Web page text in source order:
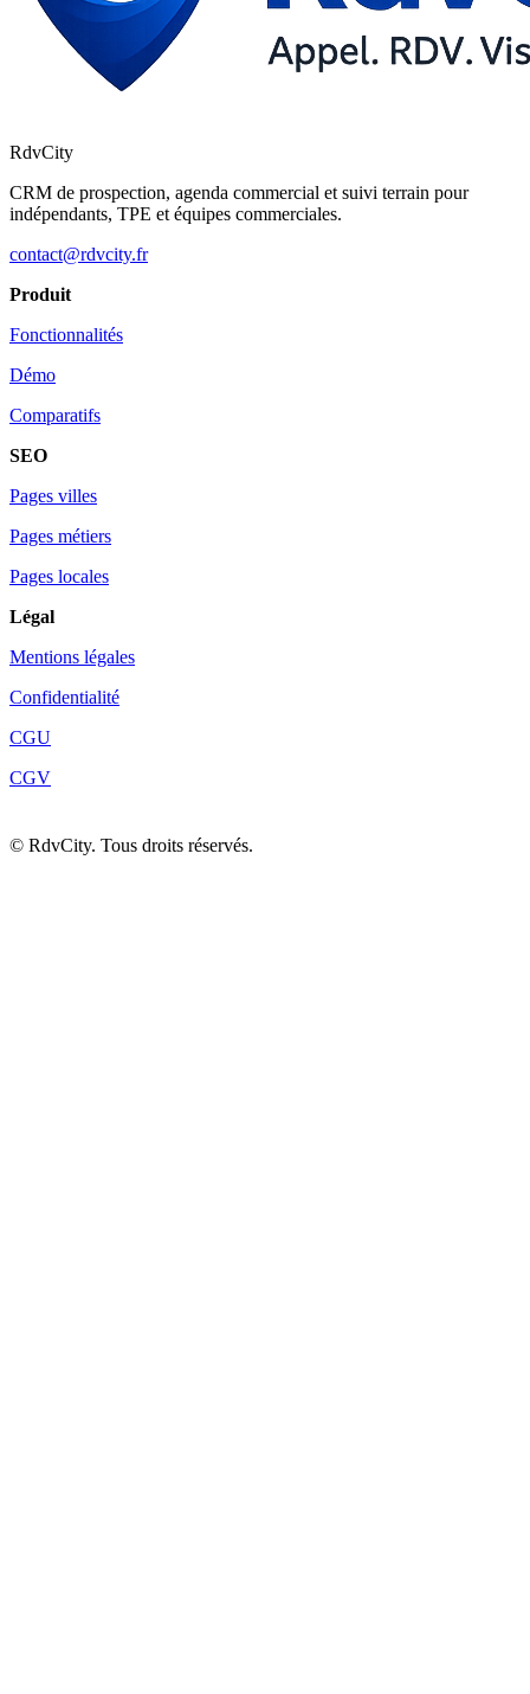
RdvCity
CRM de prospection, agenda commercial et suivi terrain pour
indépendants, TPE et équipes commerciales.
contact@rdvcity.fr
Produit
Fonctionnalités
Démo
Comparatifs
SEO
Pages villes
Pages métiers
Pages locales
Légal
Mentions légales
Confidentialité
CGU
CGV
© RdvCity. Tous droits réservés.